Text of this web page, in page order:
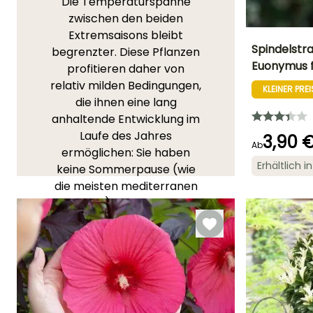
zwischen den beiden
Extremsaisons bleibt
begrenzter. Diese Pflanzen
profitieren daher von
relativ milden Bedingungen,
die ihnen eine lang
anhaltende Entwicklung im
Laufe des Jahres
ermöglichen: Sie haben
keine Sommerpause (wie
die meisten mediterranen
Pflanzen) und der Winter
ist nicht so lang wie in
kontinentaleren Gebieten.
Die meisten Pflanzen in
diesen Klimazonen mögen
daher weder sehr heiße
und trockene Sommer
1 m
Blütezeit
Mai für Juni
KLEINER
Ab3,90
Erhältlich